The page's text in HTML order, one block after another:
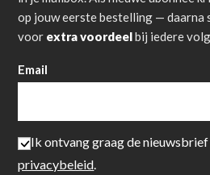
op jouw eerste bestelling — daarna
voor extra voordeelbij iedere
Email
Ik ontvang graag de
privacybeleid